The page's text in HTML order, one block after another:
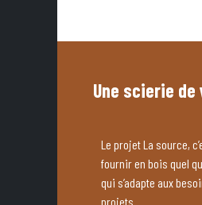
Une scierie
Le projet La source,
fournir en bois quel
qui s’adapte aux
projets.